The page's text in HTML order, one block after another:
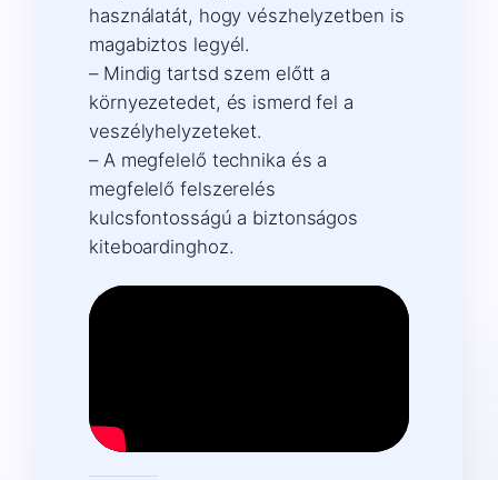
használatát, hogy vészhelyzetben is
magabiztos legyél.
– Mindig tartsd szem előtt a
környezetedet, és ismerd fel a
veszélyhelyzeteket.
– A megfelelő technika és a
megfelelő felszerelés
kulcsfontosságú a biztonságos
kiteboardinghoz.